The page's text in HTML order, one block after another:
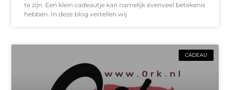
te zijn. Een klein cadeautje kan namelijk evenveel betekenis
hebben. In deze blog vertellen wij
CADEAU